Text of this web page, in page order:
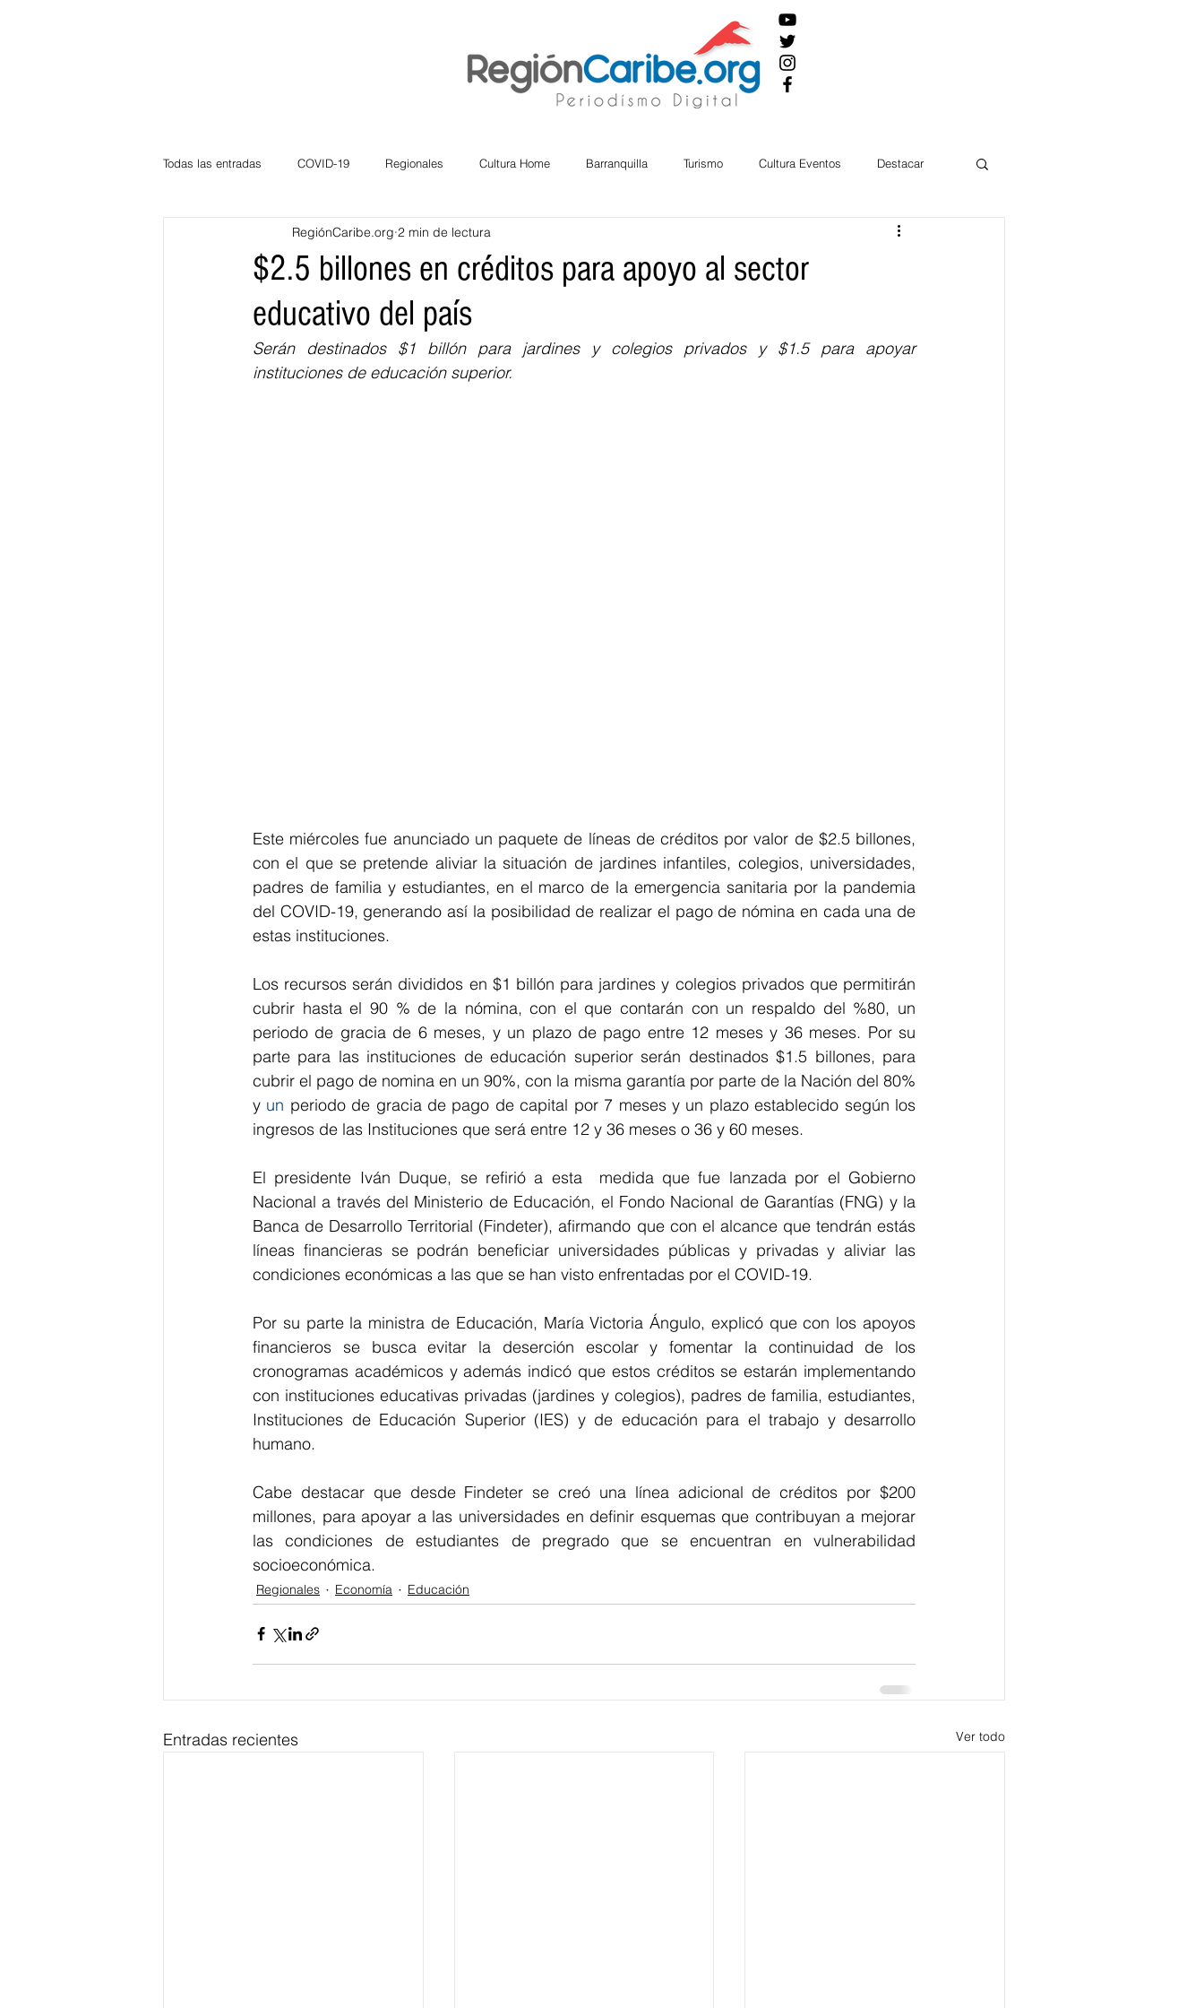
Todas las entradas COVID-19 Regionales Cultura Home Barranquilla Turismo Cultura Eventos Destacar
Atlántico La Guajira Cesar
Bloggeros Hermanos Mayores
Educación BID BIENESTAR
$2.5 billones en créditos para apoyo al sector
educativo del país
RegiónCaribe.org 2 min de lectura
Serán destinados $1 billón para jardines y colegios privados y $1.5 para apoyar
instituciones de educación superior.
Este miércoles fue anunciado un paquete de líneas de créditos por valor de $2.5 billones,
con el que se pretende aliviar la situación de jardines infantiles, colegios, universidades,
padres de familia y estudiantes, en el marco de la emergencia sanitaria por la pandemia
del COVID-19, generando así la posibilidad de realizar el pago de nómina en cada una de
estas instituciones.
Los recursos serán divididos en $1 billón para jardines y colegios privados que permitirán
cubrir hasta el 90 % de la nómina, con el que contarán con un respaldo del %80, un
periodo de gracia de 6 meses, y un plazo de pago entre 12 meses y 36 meses. Por su
parte para las instituciones de educación superior serán destinados $1.5 billones, para
cubrir el pago de nomina en un 90%, con la misma garantía por parte de la Nación del 80%
y un periodo de gracia de pago de capital por 7 meses y un plazo establecido según los
ingresos de las Instituciones que será entre 12 y 36 meses o 36 y 60 meses.
El presidente Iván Duque, se refirió a esta  medida que fue lanzada por el Gobierno
Nacional a través del Ministerio de Educación, el Fondo Nacional de Garantías (FNG) y la
Banca de Desarrollo Territorial (Findeter), afirmando que con el alcance que tendrán estás
líneas financieras se podrán beneficiar universidades públicas y privadas y aliviar las
condiciones económicas a las que se han visto enfrentadas por el COVID-19.
Por su parte la ministra de Educación, María Victoria Ángulo, explicó que con los apoyos
financieros se busca evitar la deserción escolar y fomentar la continuidad de los
cronogramas académicos y además indicó que estos créditos se estarán implementando
con instituciones educativas privadas (jardines y colegios), padres de familia, estudiantes,
Instituciones de Educación Superior (IES) y de educación para el trabajo y desarrollo
humano.
Cabe destacar que desde Findeter se creó una línea adicional de créditos por $200
millones, para apoyar a las universidades en definir esquemas que contribuyan a mejorar
las condiciones de estudiantes de pregrado que se encuentran en vulnerabilidad
socioeconómica.
Regionales Economía Educación
Entradas recientes Ver todo